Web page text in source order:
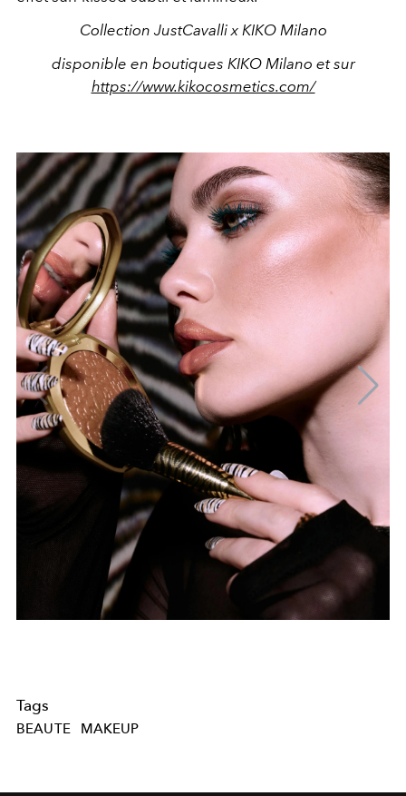
Collection JustCavalli x KIKO Milano
disponible en boutiques KIKO Milano et sur
https://www.kikocosmetics.com/
Tags
BEAUTE MAKEUP